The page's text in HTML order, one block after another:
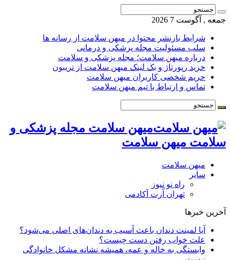
جمعه , آگوست 7 2026
شرایط بازنشر محتوا در میهن سلامت از رسانه ها
سلب مسئولیت مجله پزشکی و درمانی
درباره میهن سلامت؛ مجله پزشکی و سلامت
خرید رپورتاژ و بک لینک میهن سلامت از تریبون
حریم شخصی کاربران میهن سلامت
تماس و ارتباط با تیم میهن سلامت
میهن سلامت مجله پزشکی و
سلامت میهن سلامت
میهن سلامت
سایر
راه نو نیوز
تهران آرت آکادمی
آخرین خبرها
آیا لمینت دندان باعث آسیب به دندان‌های اصلی می‌شود؟
علت خواب رفتن دست چیست؟
وابستگی به خاله و عمه، همیشه نشانه مشکل خانوادگی